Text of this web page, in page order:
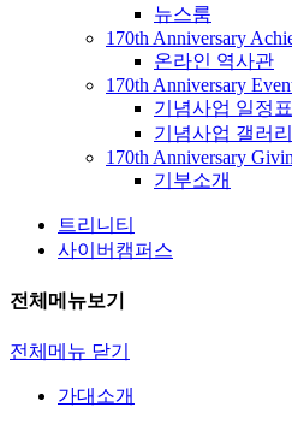
뉴스룸
170th Anniversary
온라인 역사관
170th Anniversary
기념사업 일정표
기념사업 갤러리
170th Anniversary
기부소개
트리니티
사이버캠퍼스
전체메뉴보기
전체메뉴 닫기
가대소개